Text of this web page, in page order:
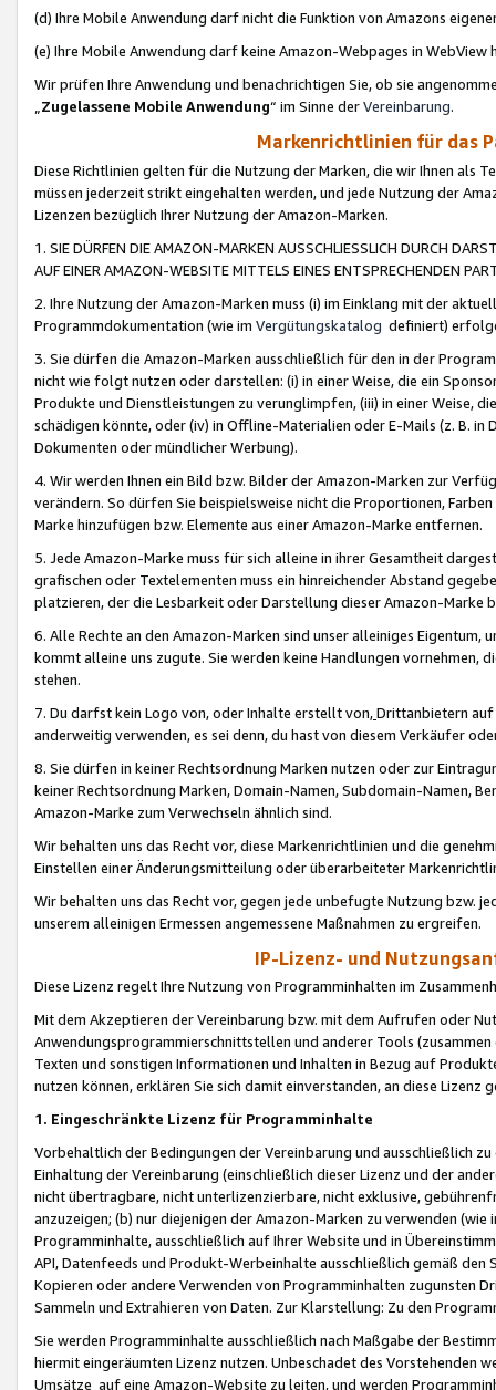
(d) Ihre Mobile Anwendung darf nicht die Funktion von Amazons
(e) Ihre Mobile Anwendung darf keine Amazon-Webpages in WebView
Wir prüfen Ihre Anwendung und benachrichtigen Sie, ob sie
„Zugelassene Mobile Anwendung“ im Sinne derVereinbarung.
Markenrichtlinien für das
Diese Richtlinien gelten für die Nutzung der Marken, die wir Ihnen als
müssen jederzeit strikt eingehalten werden, und jede Nutzung der
Lizenzen bezüglich Ihrer Nutzung der Amazon-Marken.
1. SIE DÜRFEN DIE AMAZON-MARKEN AUSSCHLIESSLICH DURCH
AUF EINER AMAZON-WEBSITE MITTELS EINES ENTSPRECHENDEN
2. Ihre Nutzung der Amazon-Marken muss (i) im Einklang mit der
Programmdokumentation (wie im Vergütungskatalog definiert)
3. Sie dürfen die Amazon-Marken ausschließlich für den in der
nicht wie folgt nutzen oder darstellen: (i) in einer Weise, die ein
Produkte und Dienstleistungen zu verunglimpfen, (iii) in einer Weise,
schädigen könnte, oder (iv) in Offline-Materialien oder E-Mails (z. B. in
Dokumenten oder mündlicher Werbung).
4. Wir werden Ihnen ein Bild bzw. Bilder der Amazon-Marken zur
verändern. So dürfen Sie beispielsweise nicht die Proportionen,
Marke hinzufügen bzw. Elemente aus einer Amazon-Marke entfernen.
5. Jede Amazon-Marke muss für sich alleine in ihrer Gesamtheit
grafischen oder Textelementen muss ein hinreichender Abstand
platzieren, der die Lesbarkeit oder Darstellung dieser Amazon-Marke
6. Alle Rechte an den Amazon-Marken sind unser alleiniges
kommt alleine uns zugute. Sie werden keine Handlungen vornehmen,
stehen.
7. Du darfst kein Logo von, oder Inhalte erstellt von,Drittanbietern auf
anderweitig verwenden, es sei denn, du hast von diesem Verkäufer
8. Sie dürfen in keiner Rechtsordnung Marken nutzen oder zur
keiner Rechtsordnung Marken, Domain-Namen, Subdomain-Namen,
Amazon-Marke zum Verwechseln ähnlich sind.
Wir behalten uns das Recht vor, diese Markenrichtlinien und die
Einstellen einer Änderungsmitteilung oder überarbeiteter
Wir behalten uns das Recht vor, gegen jede unbefugte Nutzung bzw.
unserem alleinigen Ermessen angemessene Maßnahmen zu ergreifen.
IP-Lizenz- und
Diese Lizenz regelt Ihre Nutzung von Programminhalten im
Mit dem Akzeptieren der Vereinbarung bzw. mit dem Aufrufen oder
Anwendungsprogrammierschnittstellen und anderer Tools (zusammen
Texten und sonstigen Informationen und Inhalten in Bezug auf
nutzen können, erklären Sie sich damit einverstanden, an diese Lizenz
1. Eingeschränkte Lizenz für Programminhalte
Vorbehaltlich der Bedingungen der Vereinbarung und ausschließlich
Einhaltung der Vereinbarung (einschließlich dieser Lizenz und der
nicht übertragbare, nicht unterlizenzierbare, nicht exklusive,
anzuzeigen; (b) nur diejenigen der Amazon-Marken zu verwenden
Programminhalte, ausschließlich auf Ihrer Website und in
API, Datenfeeds und Produkt-Werbeinhalte ausschließlich gemäß
Kopieren oder andere Verwenden von Programminhalten zugunsten
Sammeln und Extrahieren von Daten. Zur Klarstellung: Zu den
Sie werden Programminhalte ausschließlich nach Maßgabe der
hiermit eingeräumten Lizenz nutzen. Unbeschadet des Vorstehenden
Umsätze auf eine Amazon-Website zu leiten, und werden